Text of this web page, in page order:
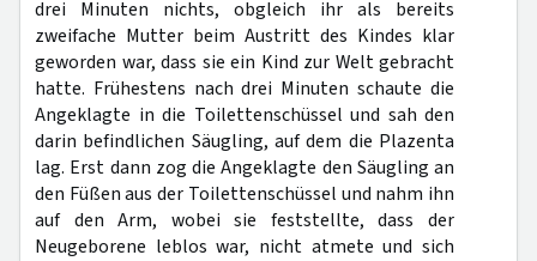
drei Minuten nichts, obgleich ihr als bereits
zweifache Mutter beim Austritt des Kindes klar
geworden war, dass sie ein Kind zur Welt gebracht
hatte. Frühestens nach drei Minuten schaute die
Angeklagte in die Toilettenschüssel und sah den
darin befindlichen Säugling, auf dem die Plazenta
lag. Erst dann zog die Angeklagte den Säugling an
den Füßen aus der Toilettenschüssel und nahm ihn
auf den Arm, wobei sie feststellte, dass der
Neugeborene leblos war, nicht atmete und sich